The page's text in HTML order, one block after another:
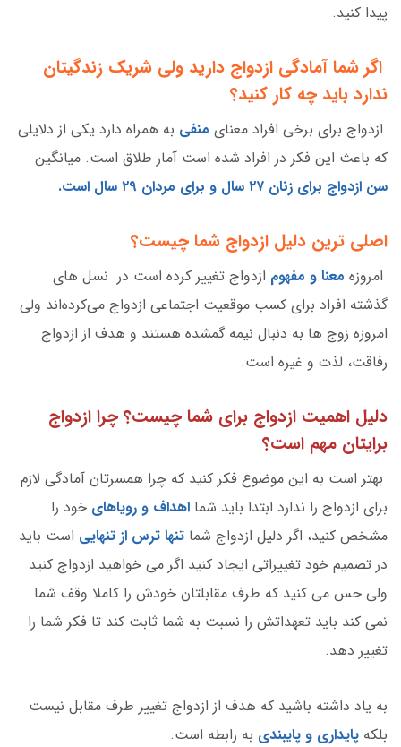
پیدا کنید.
اگر شما آمادگی ازدواج دارید ولی شریک زندگیتان
ندارد باید چه کار کنید؟
ازدواج برای برخی افراد معنای منفی به همراه دارد یکی از دلایلی
که باعث این فکر در افراد شده است آمار طلاق است. میانگین
سن ازدواج برای زنان ۲۷ سال و برای مردان ۲۹ سال است.
اصلی ترین دلیل ازدواج شما چیست؟
امروزه معنا و مفهوم ازدواج تغییر کرده است در نسل های
گذشته افراد برای کسب موقعیت اجتماعی ازدواج می‌کرده‌اند ولی
امروزه زوج ها به دنبال نیمه گمشده هستند و هدف از ازدواج
رفاقت، لذت و غیره است.
دلیل اهمیت ازدواج برای شما چیست؟ چرا ازدواج
برایتان مهم است؟
بهتر است به این موضوع فکر کنید که چرا همسرتان آمادگی لازم
برای ازدواج را ندارد ابتدا باید شما اهداف و رویاهای خود را
مشخص کنید، اگر دلیل ازدواج شما تنها ترس از تنهایی است باید
در تصمیم خود تغییراتی ایجاد کنید اگر می خواهید ازدواج کنید
ولی حس می کنید که طرف مقابلتان خودش را کاملا وقف شما
نمی کند باید تعهداتش را نسبت به شما ثابت کند تا فکر شما را
تغییر دهد.
به یاد داشته باشید که هدف از ازدواج تغییر طرف مقابل نیست
بلکه پایداری و پایبندی به رابطه است.